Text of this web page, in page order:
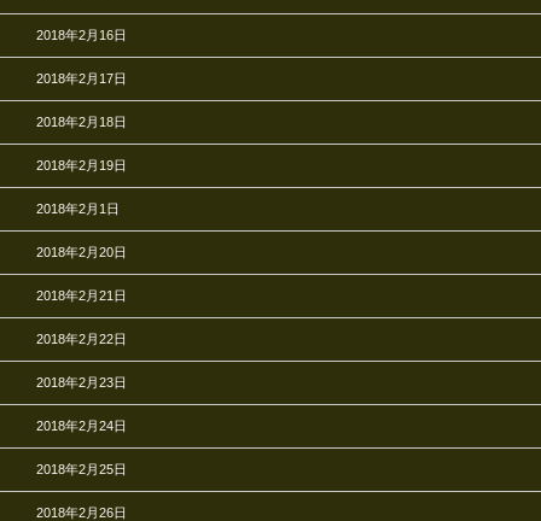
2018年2月16日
2018年2月17日
2018年2月18日
2018年2月19日
2018年2月1日
2018年2月20日
2018年2月21日
2018年2月22日
2018年2月23日
2018年2月24日
2018年2月25日
2018年2月26日